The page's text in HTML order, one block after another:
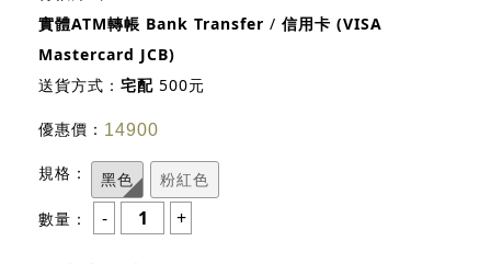
實體ATM轉帳 Bank Transfer / 信用卡 (VISA
Mastercard JCB)
送貨方式： 宅配 500元
優惠價： 14900
規格： 黑色
粉紅色
數量：